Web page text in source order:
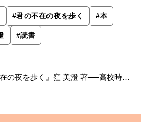
#君の不在の夜を歩く #本
#読書
在の夜を歩く』窪 美澄 著──高校時代